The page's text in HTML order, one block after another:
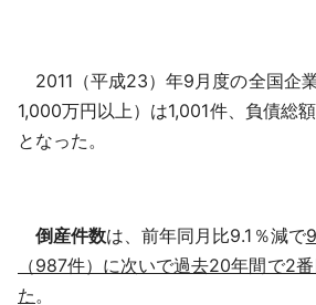
2011（平成23）年9月度の全国企
1,000万円以上）は1,001件、負債総
となった。
倒産件数は、前年同月比9.1％減で
（987件）に次いで過去20年間で2
た。